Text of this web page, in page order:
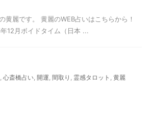
麗です。 黄麗のWEB占いはこちらから！
12月ボイドタイム（日本 ...
, 心斎橋占い, 開運, 間取り , 霊感タロット , 黄麗